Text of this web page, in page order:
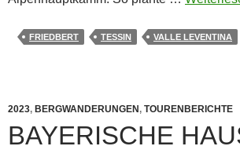
FRIEDBERT TESSIN VALLE LEVENTINA
2023, BERGWANDERUNGEN, TOURENBERICHTE
BAYERISCHE